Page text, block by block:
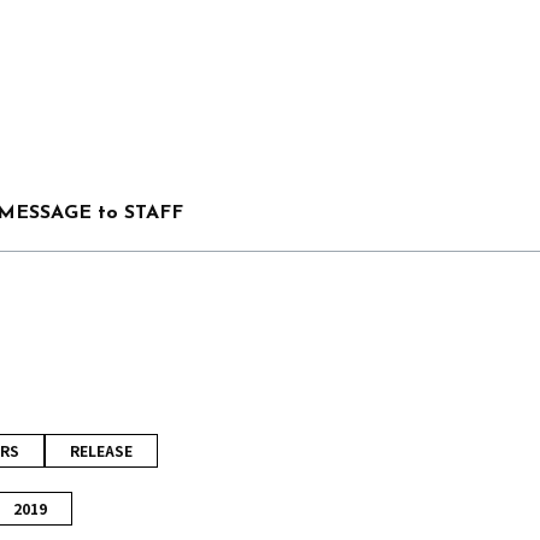
MESSAGE to STAFF
RELEASE
2019